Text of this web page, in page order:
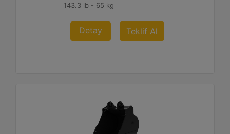
143.3 lb - 65 kg
Detay Teklif Al